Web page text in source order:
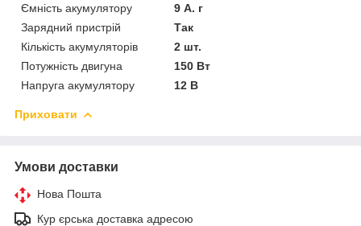
Ємність акумулятору
9 А. г
Зарядний пристрій
Так
Кількість акумуляторів
2 шт.
Потужність двигуна
150 Вт
Напруга акумулятору
12 В
Приховати
Умови доставки
Нова Пошта
Кур єрська доставка адресою